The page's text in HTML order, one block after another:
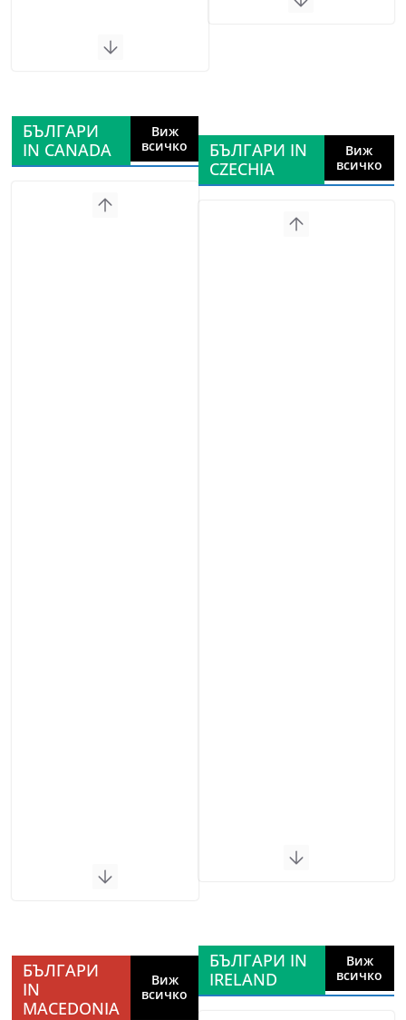
БЪЛГАРИ
IN CANADA
Виж
всичко
БЪЛГАРИ IN
CZECHIA
Виж
всичко
БЪЛГАРИ
IN
MACEDONIA
Виж
всичко
БЪЛГАРИ IN
IRELAND
Виж
всичко